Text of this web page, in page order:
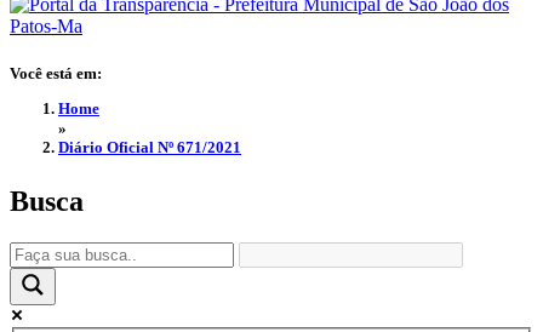
Você está em:
Home
»
Diário Oficial Nº 671/2021
Busca